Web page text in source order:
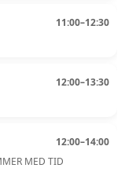
11:00–12:30
12:00–13:30
12:00–14:00
MED TID